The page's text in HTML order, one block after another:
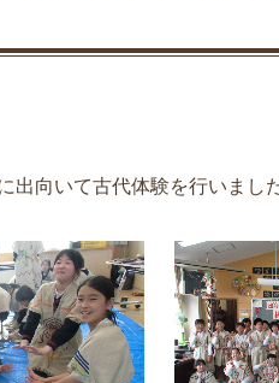
出向いて古代体験を行いました